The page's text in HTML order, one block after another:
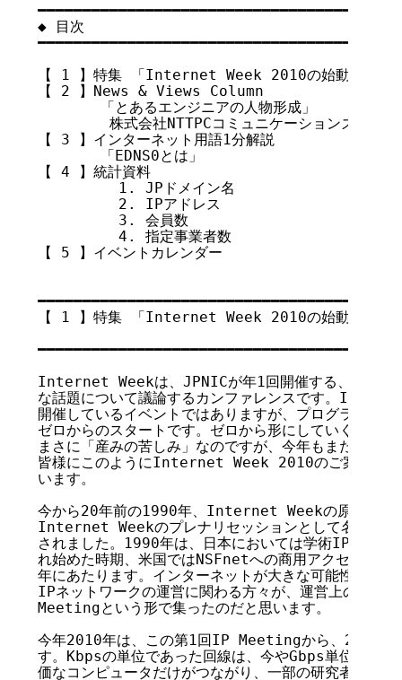
━━━━━━━━━━━━━━━━━━━━━━━━━━━━━━━━━━━
◆ 目次
━━━━━━━━━━━━━━━━━━━━━━━━━━━━━━━━━━━
【 1 】特集 「Internet Week 2010の始動にあた
【 2 】News & Views Column
       「とあるエンジニアの人物形成」
株式会社NTTPCコミュニケーションズ  高
【 3 】インターネット用語1分解説
       「EDNS0とは」
【 4 】統計資料
         1. JPドメイン名
         2. IPアドレス
         3. 会員数
         4. 指定事業者数
【 5 】イベントカレンダー
【 1 】特集 「Internet Week 2010の始動にあた
━━━━━━━━━━━━━━━━━━━━━━━━━━━━━━━━━━━
Internet Weekは、JPNICが年1回開催する、インタ
な話題について議論するカンファレンスです。
開催しているイベントではありますが、プログラムの
ゼロからのスタートです。ゼロから形にしていくのは
まさに「産みの苦しみ」なのですが、今年もまた、多
皆様にこのようにInternet Week 2010のご案内がで
います。
今から20年前の1990年、Internet Weekの原型で
Internet Weekのプレナリセッションとして名を残し
されました。1990年は、日本においては学術IPネット
れ始めた時期、米国ではNSFnetへの商用アクセス事業
年にあたります。インターネットが大きな可能性とと
IPネットワークの運営に関わる方々が、運営上の課題
Meetingという形で集ったのだと思います。
今年2010年は、この第1回IP Meetingから、20年目
す。Kbpsの単位であった回線は、今やGbps単位です。
価なコンピュータだけがつながり、一部の研究者だけ